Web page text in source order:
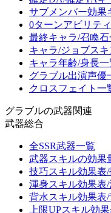
サブメンバー効果
0ターンアビリテ
最終キャラ/召喚石
キャラ/ジョブス
キャラ年齢/身長一
グラブル出演声優
クロスフェイト一
グラブルの武器関連
武器総合
全SSR武器一覧
武器スキルの効果
技巧スキル効果表
渾身スキル効果表
背水スキル効果表
上限UPスキル効